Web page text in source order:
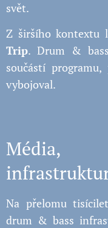
svět.
Z širšího kontextu
Trip. Drum &
součástí
vybojoval.
Média,
Na přelomu
drum & bass